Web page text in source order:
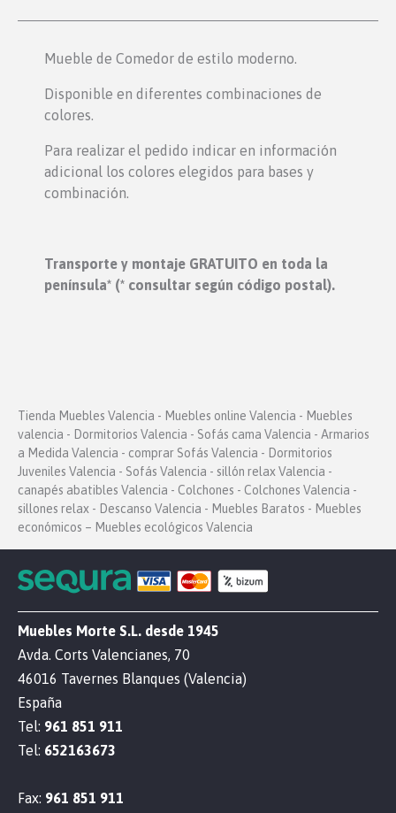
Mueble de Comedor de estilo moderno.
Disponible en diferentes combinaciones de
colores.
Para realizar el pedido indicar en información
adicional los colores elegidos para bases y
combinación.
Transporte y montaje GRATUITO en toda la
península* (* consultar según código postal).
Tienda Muebles Valencia - Muebles online Valencia - Muebles
valencia - Dormitorios Valencia - Sofás cama Valencia - Armarios
a Medida Valencia - comprar Sofás Valencia - Dormitorios
Juveniles Valencia - Sofás Valencia - sillón relax Valencia -
canapés abatibles Valencia - Colchones - Colchones Valencia -
sillones relax - Descanso Valencia - Muebles Baratos - Muebles
económicos – Muebles ecológicos Valencia
Muebles Morte S.L. desde 1945
Avda. Corts Valencianes, 70
46016 Tavernes Blanques (Valencia)
España
Tel: 961 851 911
Tel: 652163673
Fax: 961 851 911